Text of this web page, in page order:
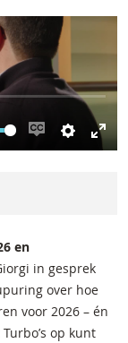
en
in gesprek
over hoe
voor 2026 – én
op kunt